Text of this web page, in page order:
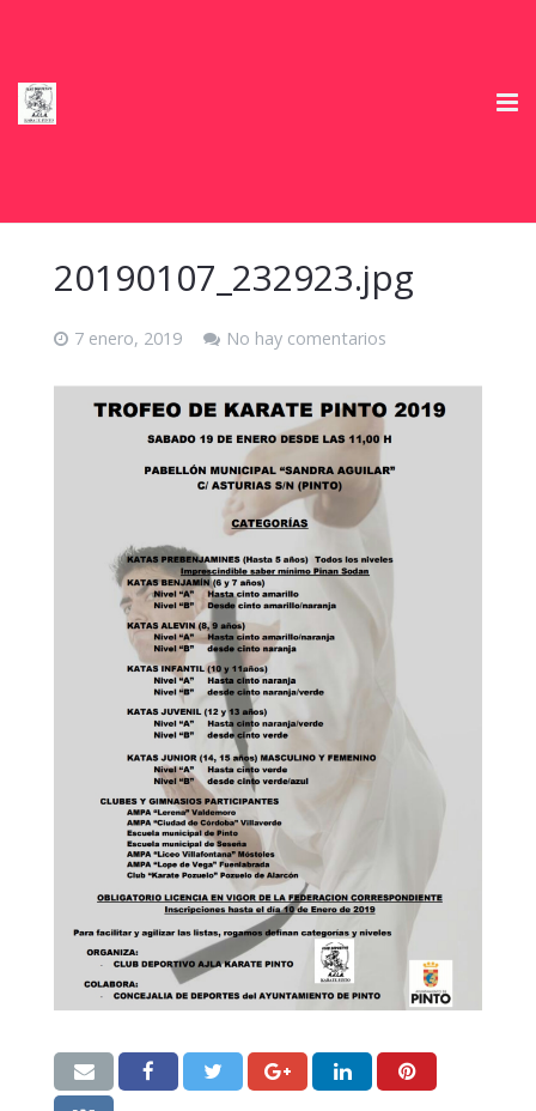
Información e Inscripciones temporada 2026/27
Ofertas Colaboradores
20190107_232923.jpg
7 enero, 2019 No hay comentarios